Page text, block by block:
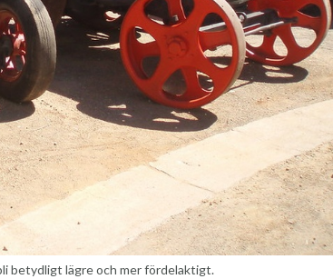
betydligt lägre och mer fördelaktigt.